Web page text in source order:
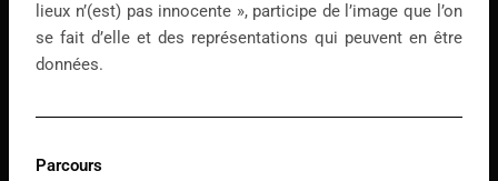
lieux n’(est) pas innocente », participe de l’image que l’on
se fait d’elle et des représentations qui peuvent en être
données.
Parcours